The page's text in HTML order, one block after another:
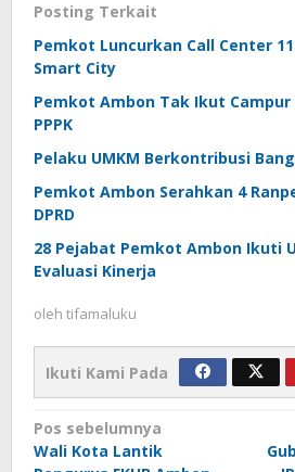
Posting Terkait
Pemkot Luncurkan Call Center
Smart City
Pemkot Ambon Tak Ikut Campur
PPPK
Pelaku UMKM Berkontribusi
Pemkot Ambon Serahkan 4
DPRD
28 Pejabat Pemkot Ambon Ikuti
Evaluasi Kinerja
oleh tifamaluku
Ikuti Kami Pada
Navigasi
pos
Pos sebelumnya
Wali Kota Lantik